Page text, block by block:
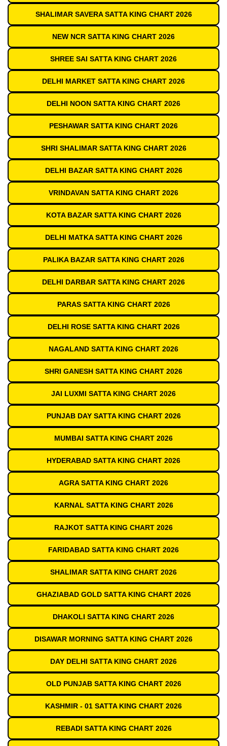
SHALIMAR SAVERA SATTA KING CHART 2026
NEW NCR SATTA KING CHART 2026
SHREE SAI SATTA KING CHART 2026
DELHI MARKET SATTA KING CHART 2026
DELHI NOON SATTA KING CHART 2026
PESHAWAR SATTA KING CHART 2026
SHRI SHALIMAR SATTA KING CHART 2026
DELHI BAZAR SATTA KING CHART 2026
VRINDAVAN SATTA KING CHART 2026
KOTA BAZAR SATTA KING CHART 2026
DELHI MATKA SATTA KING CHART 2026
PALIKA BAZAR SATTA KING CHART 2026
DELHI DARBAR SATTA KING CHART 2026
PARAS SATTA KING CHART 2026
DELHI ROSE SATTA KING CHART 2026
NAGALAND SATTA KING CHART 2026
SHRI GANESH SATTA KING CHART 2026
JAI LUXMI SATTA KING CHART 2026
PUNJAB DAY SATTA KING CHART 2026
MUMBAI SATTA KING CHART 2026
HYDERABAD SATTA KING CHART 2026
AGRA SATTA KING CHART 2026
KARNAL SATTA KING CHART 2026
RAJKOT SATTA KING CHART 2026
FARIDABAD SATTA KING CHART 2026
SHALIMAR SATTA KING CHART 2026
GHAZIABAD GOLD SATTA KING CHART 2026
DHAKOLI SATTA KING CHART 2026
DISAWAR MORNING SATTA KING CHART 2026
DAY DELHI SATTA KING CHART 2026
OLD PUNJAB SATTA KING CHART 2026
KASHMIR - 01 SATTA KING CHART 2026
REBADI SATTA KING CHART 2026